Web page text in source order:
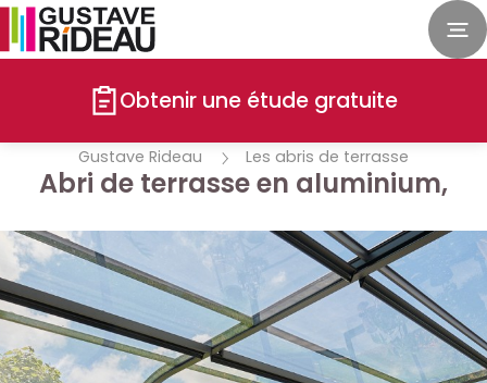
Obtenir une étude gratuite
Gustave Rideau Les abris de terrasse
Abri de terrasse en aluminium,